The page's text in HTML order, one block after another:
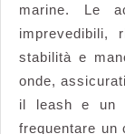
marine. Le
imprevedibili,
stabilità e
onde,
il leash e un
frequentare un